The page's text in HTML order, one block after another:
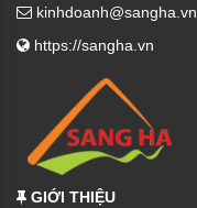
kinhdoanh@sangha.vn
https://sangha.vn
GIỚI THIỆU